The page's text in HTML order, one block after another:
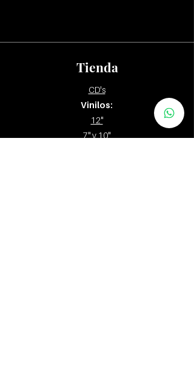
Tienda
CD's
Vinilos:
12"
7" y 10"